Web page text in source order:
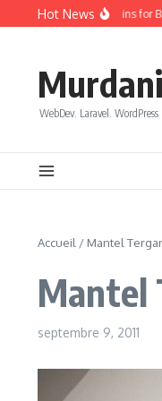
Aller au contenu
Hot News
Coding: Quick Wins for
WebDev. Laravel. WordPress
Accueil / Mantel
Mantel
septembre 9, 2011